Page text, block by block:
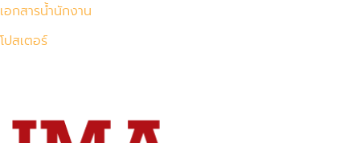
เอกสารน้ำนักงาน
โปสเตอร์